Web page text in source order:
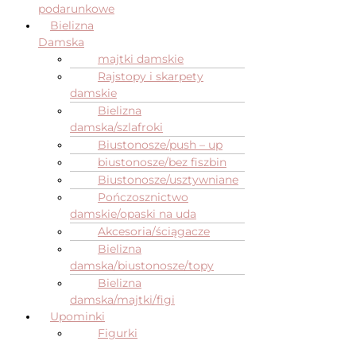
podarunkowe
Bielizna
Damska
majtki damskie
Rajstopy i skarpety
damskie
Bielizna
damska/szlafroki
Biustonosze/push – up
biustonosze/bez fiszbin
Biustonosze/usztywniane
Pończosznictwo
damskie/opaski na uda
Akcesoria/ściągacze
Bielizna
damska/biustonosze/topy
Bielizna
damska/majtki/figi
Upominki
Figurki